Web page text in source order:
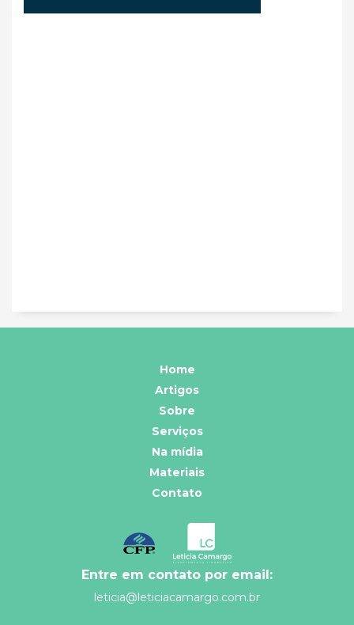
Home
Artigos
Sobre
Serviços
Na mídia
Materiais
Contato
Entre em contato por email:
leticia@leticiacamargo.com.br